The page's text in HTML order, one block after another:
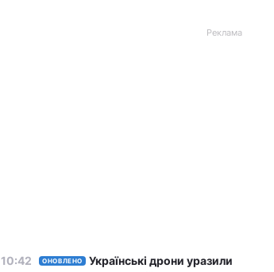
Реклама
10:42 ОНОВЛЕНО
Українські дрони уразили